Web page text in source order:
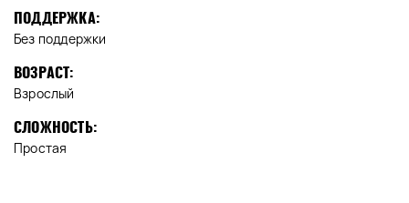
ПОДДЕРЖКА:
Без поддержки
ВОЗРАСТ:
Взрослый
СЛОЖНОСТЬ:
Простая